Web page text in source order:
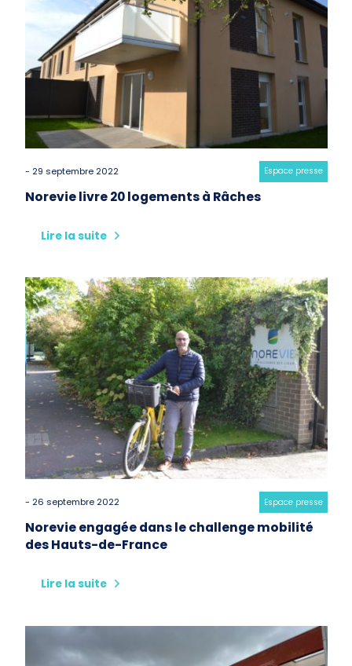
- 29 septembre 2022 Category:
Espace presse
Norevie livre 20 logements à Râches
Lire la suite
- 26 septembre 2022 Category:
Espace presse
Norevie engagée dans le challenge mobilité
des Hauts-de-France
Lire la suite